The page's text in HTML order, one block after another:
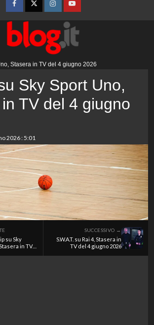
FacebookTwitterInstagramYouTube
Stasera in TV del 4 giugno 2026
Sky Sport Uno,
TV del 4 giugno
2026 : 5:01
su Sky
in TV
SUCCESSIVO →
S.W.A.T. su Rai 4, Stasera in
TV del 4 giugno 2026